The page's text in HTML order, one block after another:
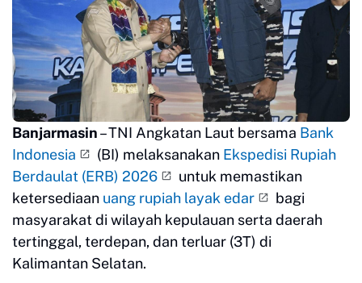
Banjarmasin– TNI Angkatan Laut bersama Bank
Indonesia
(BI) melaksanakan Ekspedisi Rupiah
Berdaulat (ERB) 2026
untuk memastikan
ketersediaan uang rupiah layak edar
bagi
masyarakat di wilayah kepulauan serta daerah
tertinggal, terdepan, dan terluar (3T) di
Kalimantan Selatan.